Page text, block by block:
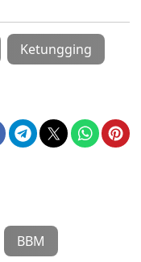
Ketungging
BBM